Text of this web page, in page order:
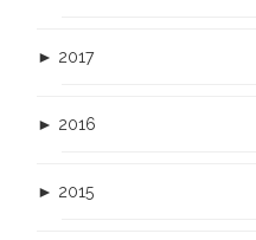
► 2017
► 2016
► 2015